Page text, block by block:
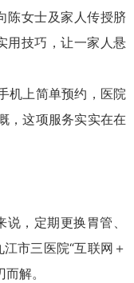
陈女士及家人传授脐
用技巧，让一家人悬
机上简单预约，医院
，这项服务实实在在
，定期更换胃管、
市三医院“互联网＋
解。